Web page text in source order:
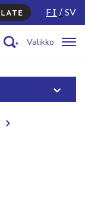
FI SV
Valikko